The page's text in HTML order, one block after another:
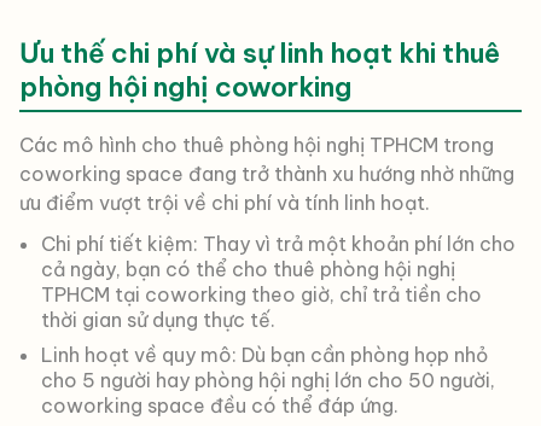
Ưu thế chi phí và sự linh hoạt khi thuê
phòng hội nghị coworking
Các mô hình cho thuê phòng hội nghị TPHCM trong
coworking space đang trở thành xu hướng nhờ những
ưu điểm vượt trội về chi phí và tính linh hoạt.
Chi phí tiết kiệm: Thay vì trả một khoản phí lớn cho
cả ngày, bạn có thể cho thuê phòng hội nghị
TPHCM tại coworking theo giờ, chỉ trả tiền cho
thời gian sử dụng thực tế.
Linh hoạt về quy mô: Dù bạn cần phòng họp nhỏ
cho 5 người hay phòng hội nghị lớn cho 50 người,
coworking space đều có thể đáp ứng.